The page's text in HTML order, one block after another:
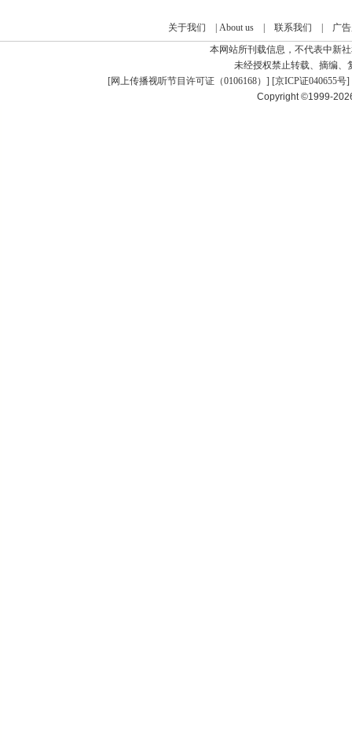
关于我们 | About us| 联系我们 |
广
本网站所刊载信息，不代表中新
未经授权禁止转载、摘编、
[网上传播视听节目许可证（0106168） ] [京ICP证040655号]
Copyright ©1999-